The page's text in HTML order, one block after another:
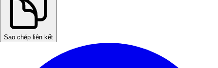
Sao chép liên kết